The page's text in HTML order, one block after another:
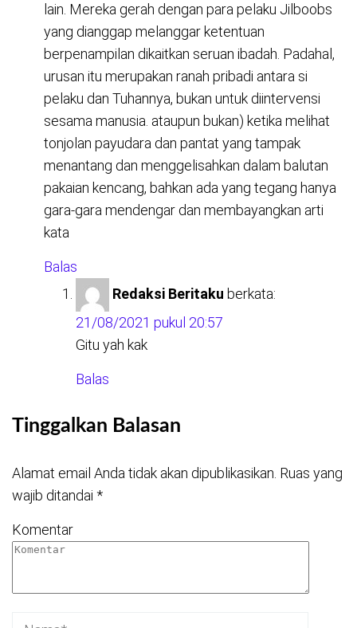
lain. Mereka gerah dengan para pelaku Jilboobs
yang dianggap melanggar ketentuan
berpenampilan dikaitkan seruan ibadah. Padahal,
urusan itu merupakan ranah pribadi antara si
pelaku dan Tuhannya, bukan untuk diintervensi
sesama manusia. ataupun bukan) ketika melihat
tonjolan payudara dan pantat yang tampak
menantang dan menggelisahkan dalam balutan
pakaian kencang, bahkan ada yang tegang hanya
gara-gara mendengar dan membayangkan arti
kata
Balas
Redaksi Beritaku berkata:
21/08/2021 pukul 20:57
Gitu yah kak
Balas
Tinggalkan Balasan
Alamat email Anda tidak akan dipublikasikan. Ruas yang
wajib ditandai *
Komentar